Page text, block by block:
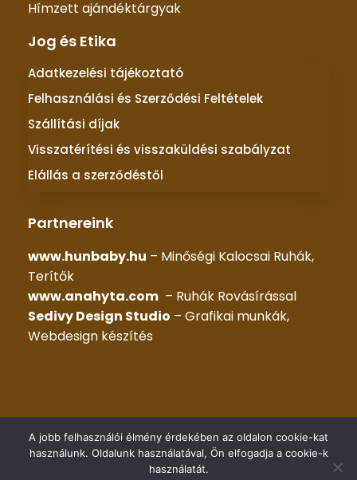
Hímzett ajándéktárgyak
Jog és Etika
Adatkezelési tájékoztató
Felhasználási és Szerződési Feltételek
Szállítási díjak
Visszatérítési és visszaküldési szabályzat
Elállás a szerződéstől
Partnereink
www.hunbaby.hu – Minőségi Kalocsai Ruhák,
Terítők
www.anahyta.com – Ruhák Rovásírással
Sedivy Design Studio – Grafikai munkák,
Webdesign készítés
© 2025 –KALOCSAI RUHÁK– Minden jog fenntartva |
Készítette::HG WEB Kft.
A jobb felhasználói élmény érdekében az oldalon cookie-kat
használunk. Oldalunk használatával, Ön elfogadja a cookie-k
használatát.